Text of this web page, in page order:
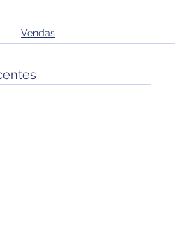
Vendas